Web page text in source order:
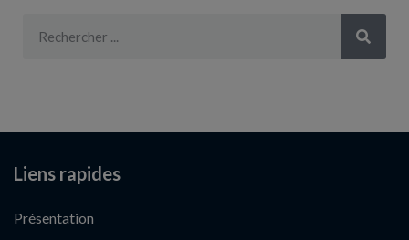
Liens rapides
Présentation